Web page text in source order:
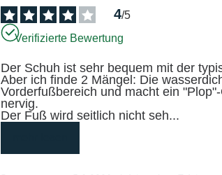
4/5
Verifizierte Bewertung
Der Schuh ist sehr bequem mit der
Aber ich finde 2 Mängel: Die
Vorderfußbereich und macht ein
nervig.
Der Fuß wird seitlich nicht seh...